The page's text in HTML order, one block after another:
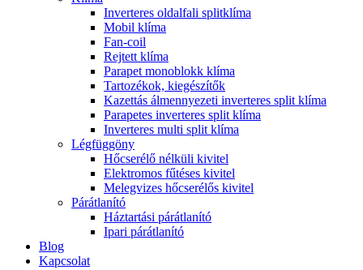
Inverteres oldalfali splitklíma
Mobil klíma
Fan-coil
Rejtett klíma
Parapet monoblokk klíma
Tartozékok, kiegészítők
Kazettás álmennyezeti inverteres split klíma
Parapetes inverteres split klíma
Inverteres multi split klíma
Légfüggöny
Hőcserélő nélküli kivitel
Elektromos fűtéses kivitel
Melegvizes hőcserélős kivitel
Párátlanító
Háztartási párátlanító
Ipari párátlanító
Blog
Kapcsolat